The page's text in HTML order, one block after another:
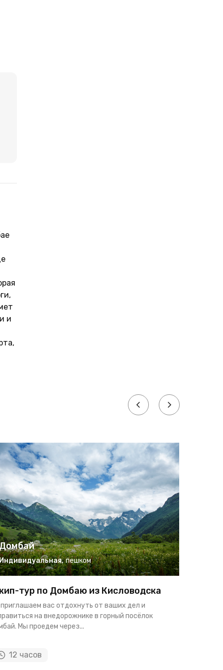
и
, пешком
тур по Домбаю из Кисловодска
вас отдохнуть от ваших дел и
на внедорожнике в горный посёлок
Мы проедем через...
12 часов